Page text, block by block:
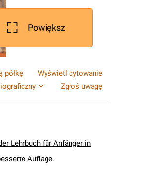
Powiększ
półkę
Wyświetl cytowanie
Zgłoś uwagę
Lehrbuch für Anfänger in
Auflage.